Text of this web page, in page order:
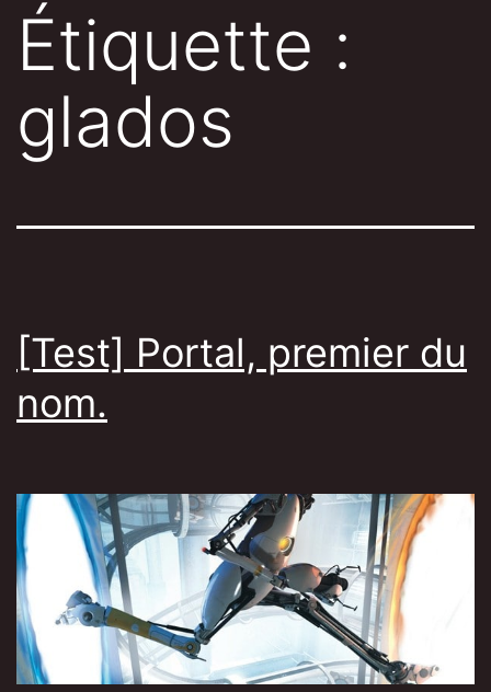
Étiquette :
glados
[Test] Portal, premier du
nom.